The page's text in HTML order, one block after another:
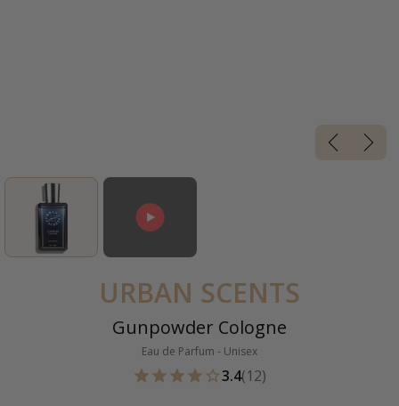
URBAN SCENTS
Gunpowder Cologne
Eau de Parfum - Unisex
3.4(12)